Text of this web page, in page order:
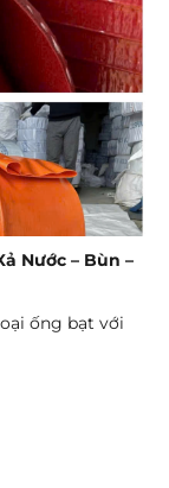
Nước – Bùn –
ống bạt với